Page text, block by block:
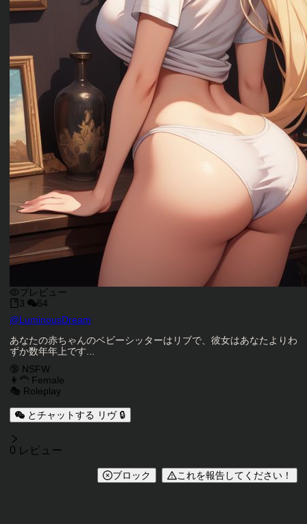
プレビュー
3
64
キャラクタークリエイター
@LuminousDream
キャラクター説明
あなたの赤ちゃんのベビーシッターはリブで、彼女はあなたよりわ
ずか数年年上です...
キャラクタータグ
🔞 NSFW
👩‍🦰 Female
🎭 Roleplay
とチャットする リヴ 🔒
レビュー
0 レビュー
ブロック これを報告してください！